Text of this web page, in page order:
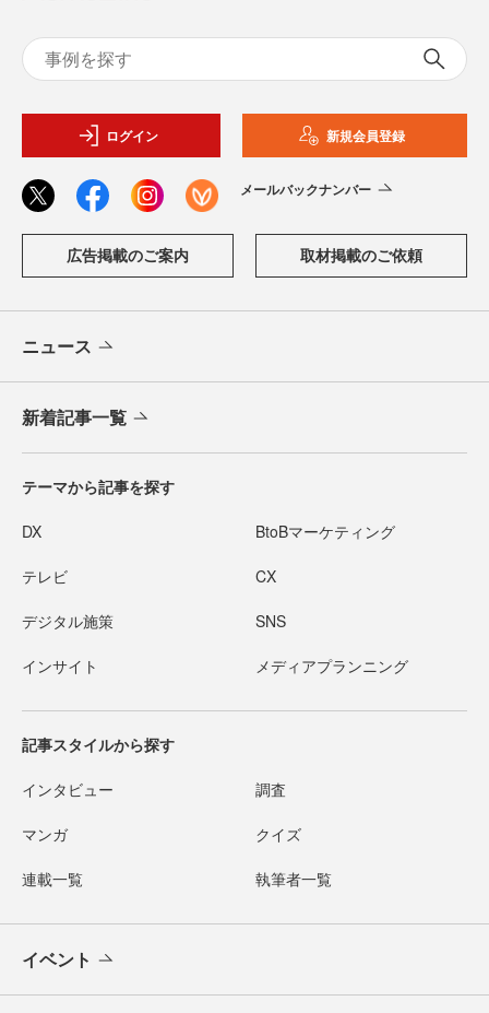
ログイン 新規会員登録
メールバックナンバー
広告掲載のご案内 取材掲載のご依頼
ニュース
新着記事一覧
テーマから記事を探す
DX BtoBマーケティング
テレビ CX
デジタル施策 SNS
インサイト メディアプランニング
記事スタイルから探す
インタビュー 調査
マンガ クイズ
連載一覧 執筆者一覧
イベント